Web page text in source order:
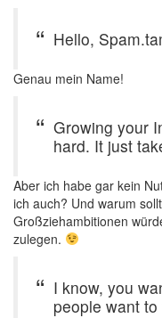
Hello,
Genau mein Name!
Growing your
hard. It just
Aber ich habe gar kein
ich auch? Und warum
Großziehambitionen
zulegen.
I know, you
people want